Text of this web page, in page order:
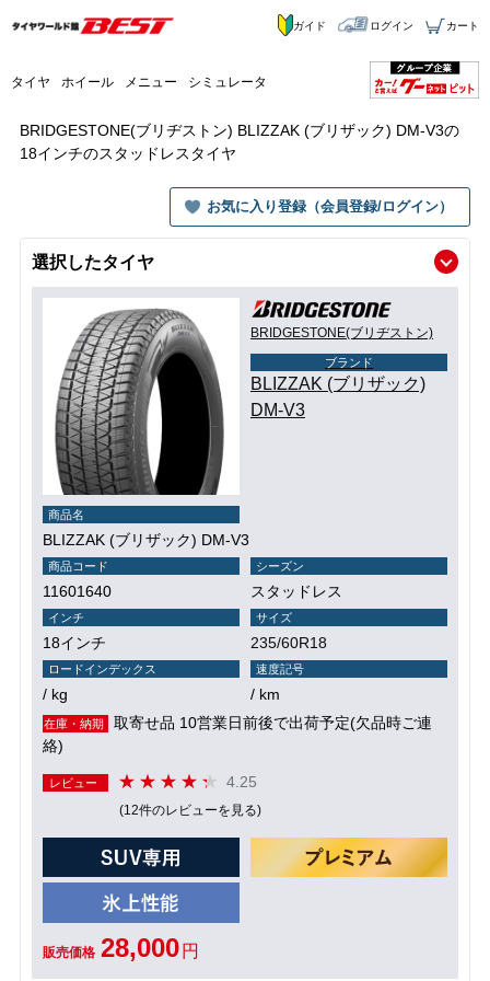
タイヤ ホイール メニュー シミュレータ
ガイド ログイン カート
BRIDGESTONE(ブリヂストン) BLIZZAK (ブリザック) DM-V3の
18インチのスタッドレスタイヤ
お気に入り登録（会員登録/ログイン）
選択したタイヤ
BRIDGESTONE(ブリヂストン)
ブランド
BLIZZAK (ブリザック)
DM-V3
商品名
BLIZZAK (ブリザック) DM-V3
商品コード
11601640
シーズン
スタッドレス
インチ
18インチ
サイズ
235/60R18
ロードインデックス
/ kg
速度記号
/ km
在庫・納期
取寄せ品 10営業日前後で出荷予定(欠品時ご連
絡)
レビュー 4.25
(12件のレビューを見る)
販売価格 28,000 円